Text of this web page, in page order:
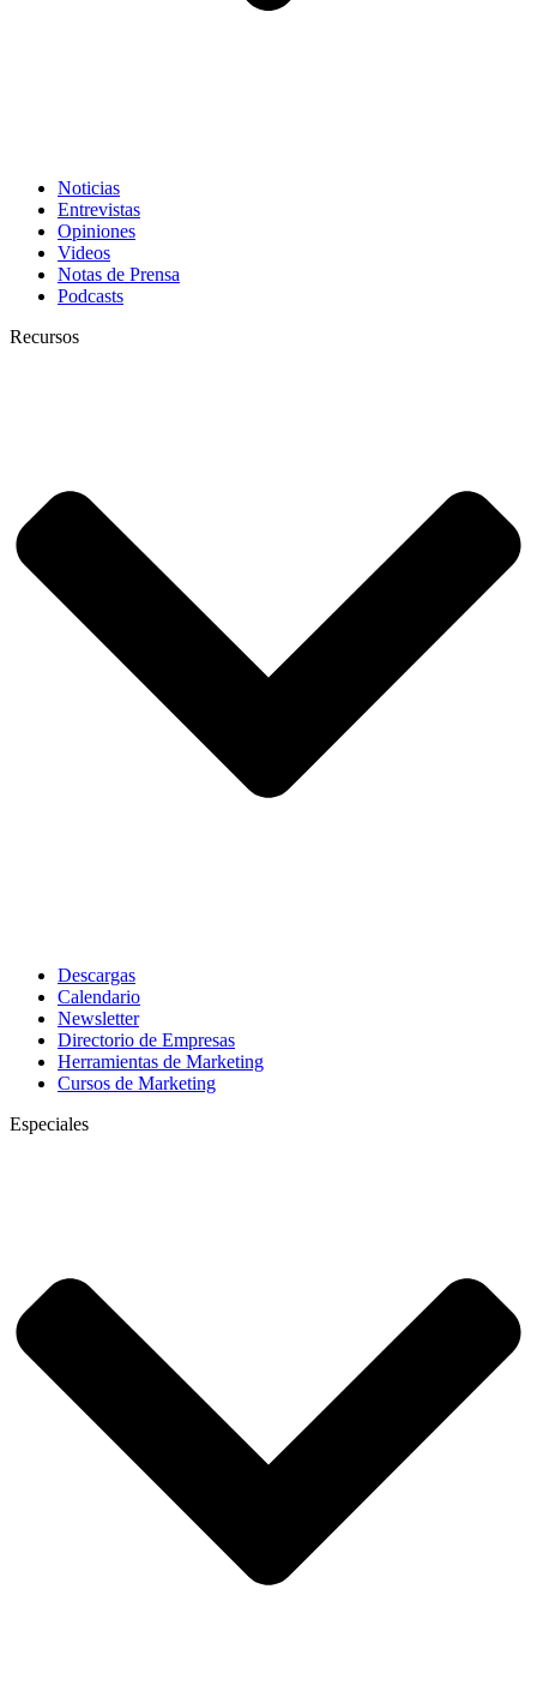
Noticias
Entrevistas
Opiniones
Videos
Notas de Prensa
Podcasts
Recursos
Descargas
Calendario
Newsletter
Directorio de Empresas
Herramientas de Marketing
Cursos de Marketing
Especiales